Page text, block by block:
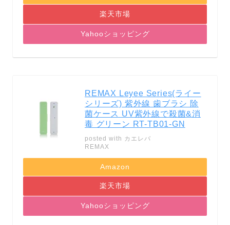
楽天市場
Yahooショッピング
REMAX Leyee Series(ライー
シリーズ) 紫外線 歯ブラシ 除
菌ケース UV紫外線で殺菌&消
毒 グリーン RT-TB01-GN
posted with カエレバ
REMAX
Amazon
楽天市場
Yahooショッピング